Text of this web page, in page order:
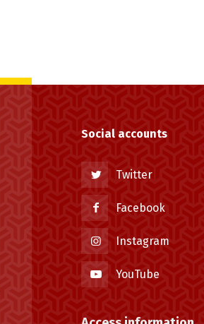
Social accounts
Twitter
Facebook
Instagram
YouTube